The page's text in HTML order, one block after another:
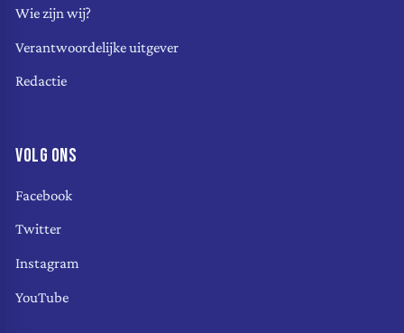
Wie zijn wij?
Verantwoordelijke uitgever
Redactie
VOLG ONS
Facebook
Twitter
Instagram
YouTube